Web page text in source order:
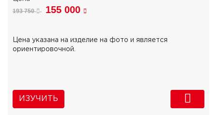
193 750 155 000
Цена указана на изделие на фото и является
ориентировочной.
ИЗУЧИТЬ